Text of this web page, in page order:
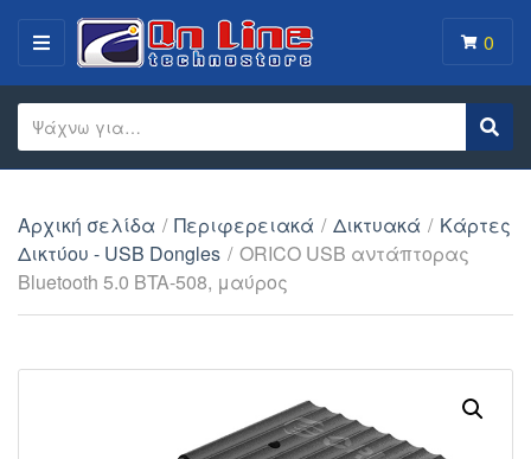
MENU
Category name
Search text
0
Αρχική σελίδα / Περιφερειακά / Δικτυακά / Κάρτες
Δικτύου - USB Dongles / ORICO USB αντάπτορας
Bluetooth 5.0 BTA-508, μαύρος